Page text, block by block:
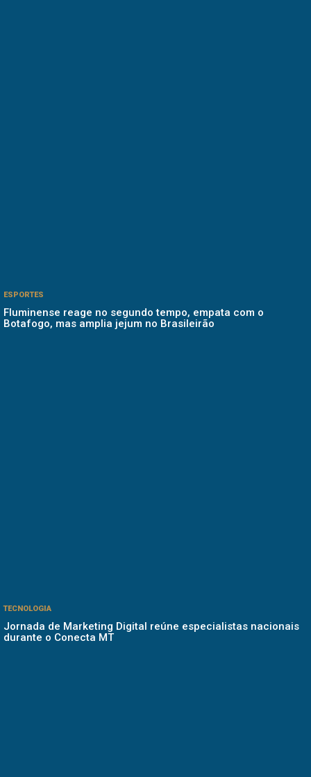
ESPORTES
Fluminense reage no segundo tempo, empata com o
Botafogo, mas amplia jejum no Brasileirão
TECNOLOGIA
Jornada de Marketing Digital reúne especialistas nacionais
durante o Conecta MT